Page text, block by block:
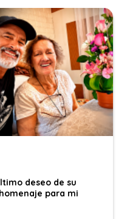
deseo de su
para mi